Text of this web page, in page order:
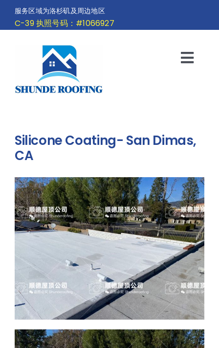
content
服务区域为洛杉矶及周边地区
C-39 执照号码：#1066927
首页
公司服务
公司项目
公司介绍
简体中文
Silicone Coating- San Dimas,
CA